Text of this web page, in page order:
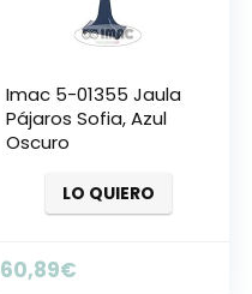
Imac 5-01355 Jaula
Pájaros Sofia, Azul
Oscuro
LO QUIERO
60,89€